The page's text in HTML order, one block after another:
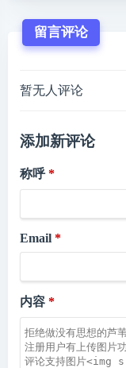
留言评论
暂无人评论
添加新评论
称呼
Email
内容